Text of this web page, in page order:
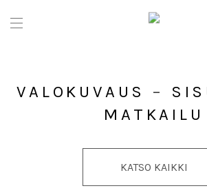
VALOKUVAUS –
MATKAILU
KATSO KAIKKI